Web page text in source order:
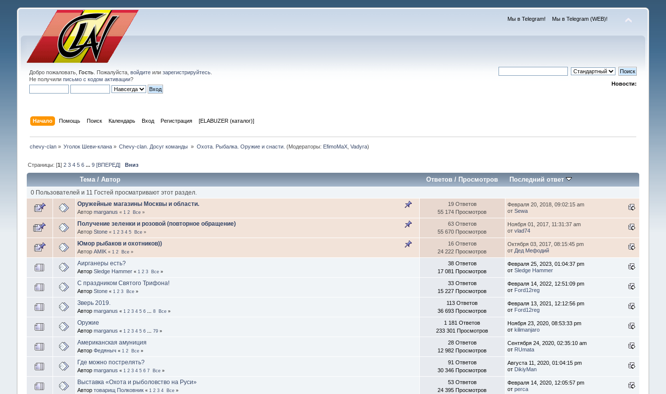
Мы в Telegram! Мы в Telegram (WEB)!
Добро пожаловать, Гость. Пожалуйста, войдитеили зарегистрируйтесь.
Не получили письмо с кодом активации?
Новости:
Начало Помощь Поиск Календарь Вход Регистрация [ELABUZER (каталог)]
chevy-clan» Уголок Шеви-клана » Chevy-clan. Досуг команды » Охота. Рыбалка. Оружие и снасти. (Модераторы: EfimoMaX, Vadyra)
Страницы: [1] 2 3 4 5 6 ... 9 [ВПЕРЕД] Вниз
Тема/ Автор Ответов/ Просмотров Последний ответ
0 Пользователей и 11 Гостей просматривают этот раздел.
Оружейные магазины Москвы и области.
Автор marganus « 1 2 Все»
19 Ответов
55 174 Просмотров
Февраля 20, 2018, 09:02:15 am
от Sewa
Получение зеленки и розовой (повторное обращение)
Автор Stone « 1 2 3 4 5 Все»
63 Ответов
55 670 Просмотров
Ноября 01, 2017, 11:31:37 am
от vlad74
Юмор рыбаков и охотников))
Автор AMIK « 1 2 Все»
16 Ответов
24 222 Просмотров
Октября 03, 2017, 08:15:45 pm
от Дед Мефодий
Аирганеры есть?
Автор Sledge Hammer « 1 2 3 Все»
38 Ответов
17 081 Просмотров
Февраля 25, 2023, 01:04:37 pm
от Sledge Hammer
С праздником Святого Трифона!
Автор Stone « 1 2 3 Все»
33 Ответов
15 227 Просмотров
Февраля 14, 2022, 12:51:09 pm
от Ford12reg
Зверь 2019.
Автор marganus « 1 2 3 4 5 6 8 Все»
113 Ответов
36 693 Просмотров
Февраля 13, 2021, 12:12:56 pm
от Ford12reg
Оружие
Автор marganus « 1 2 3 4 5 6 79»
1 181 Ответов
233 301 Просмотров
Ноября 23, 2020, 08:53:33 pm
от kilimanjaro
Американская амуниция
Автор Федяныч « 1 2 Все»
28 Ответов
12 982 Просмотров
Сентября 24, 2020, 02:35:10 am
от RUmata
Где можно пострелять?
Автор marganus « 1 2 3 4 5 6 7 Все»
91 Ответов
30 346 Просмотров
Августа 11, 2020, 01:04:15 pm
от DikiyMan
Выставка «Охота и рыболовство на Руси»
Автор товарищ Полковник « 1 2 3 4 Все»
53 Ответов
24 395 Просмотров
Февраля 14, 2020, 12:05:57 pm
от perca